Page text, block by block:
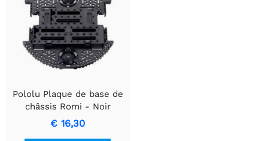
Pololu Plaque de base de
châssis Romi - Noir
€ 16,30